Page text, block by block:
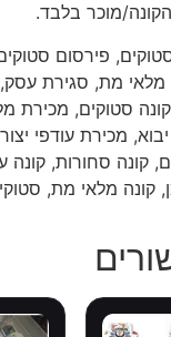
מוכר בלבד.
פירסום
מלאי מת, סגירת עסק,
סטוקים, מכירת
מכירת עודפי
קונה סחורות, קונה
קונה מלאי מת,